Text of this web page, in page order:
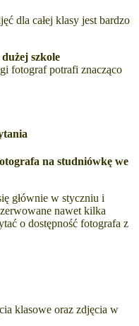
dla całej klasy jest bardzo
szkole
fotograf potrafi znacząco
na studniówkę we
głównie w styczniu i
nawet kilka
o dostępność fotografa z
klasowe oraz zdjęcia w